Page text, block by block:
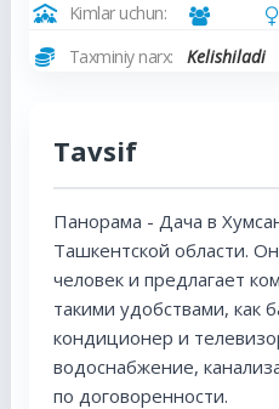
Kimlar uchun:
Taxminiy narx:
Kelishiladi
Tavsif
Панорама - Дача в
Ташкентской области.
человек и предлагает
такими удобствами, как
кондиционер и
водоснабжение,
по договоренности.